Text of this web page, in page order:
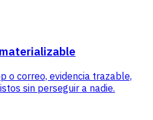
o correo, evidencia trazable,
sin perseguir a nadie.